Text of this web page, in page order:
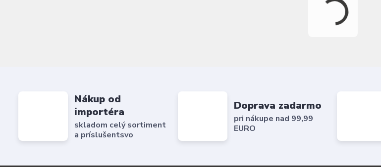
Nákup od
importéra
skladom celý sortiment
a príslušentsvo
Doprava zadarmo
pri nákupe nad 99,99
EURO